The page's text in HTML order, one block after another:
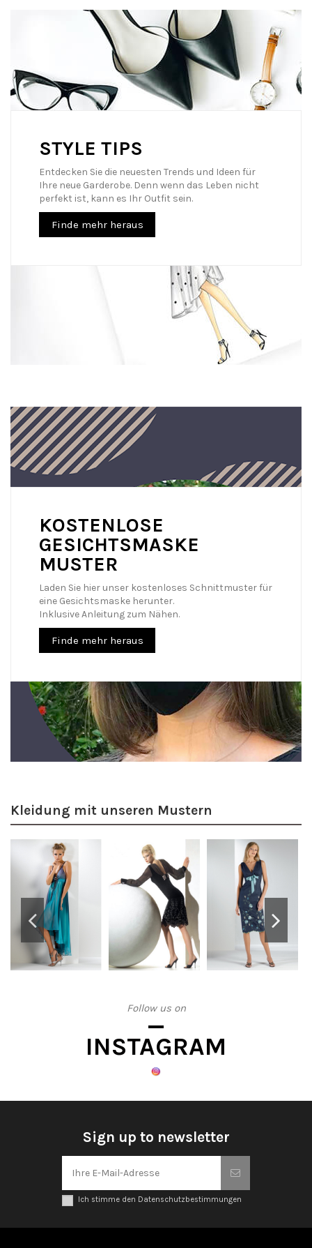
STYLE TIPS
Entdecken Sie die neuesten Trends und Ideen für
Ihre neue Garderobe. Denn wenn das Leben nicht
perfekt ist, kann es Ihr Outfit sein.
Finde mehr heraus
KOSTENLOSE
GESICHTSMASKE
MUSTER
Laden Sie hier unser kostenloses Schnittmuster für
eine Gesichtsmaske herunter.
Inklusive Anleitung zum Nähen.
Finde mehr heraus
Kleidung mit unseren Mustern
Follow us on
INSTAGRAM
Sign up to newsletter
Ich stimme den Datenschutzbestimmungen